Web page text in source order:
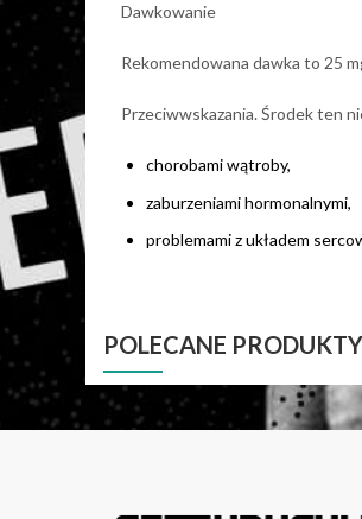
Dawkowanie
Rekomendowana dawka to 25
Przeciwwskazania. Środek ten
chorobami wątroby,
zaburzeniami hormonalnymi,
problemami z układem
POLECANE PRODUKTY